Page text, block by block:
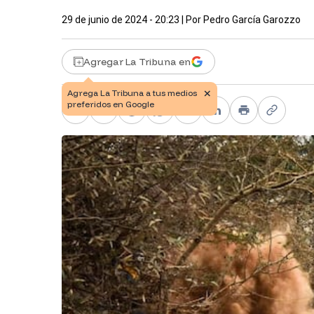
29 de junio de 2024 - 20:23 | Por Pedro García Garozzo
Agregar La Tribuna en
Facebook
X TelegramWhatsApp
PinterestLinkedIn
PrintCopy